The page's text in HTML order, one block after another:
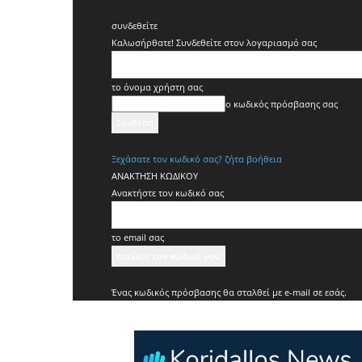
συνδεθείτε
Καλωσήρθατε! Συνδεθείτε στον λογαριασμό σας
το όνομα χρήστη σας
ο κωδικός πρόσβασης σας
Ξεχάσατε τον κωδικό σας? ζήτα βοήθεια
ΑΝΑΚΤΗΣΗ ΚΩΔΙΚΟΥ
Ανακτήστε τον κωδικό σας
το email σας
Ένας κωδικός πρόσβασης θα σταλθεί με e-mail σε εσάς.
Koridallos
News